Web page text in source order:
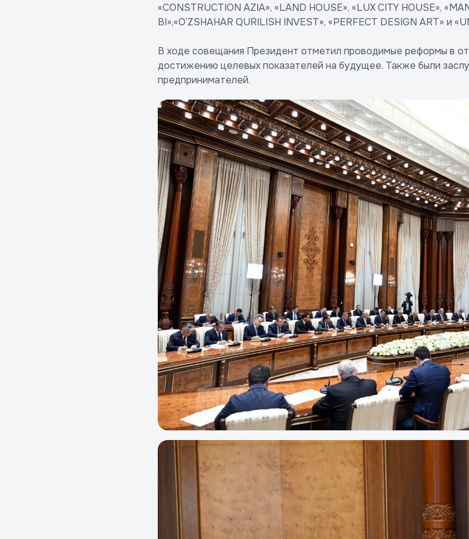
«CONSTRUCTION AZIA», «LAND HOUSE», «LUX CITY HOUSE»,
BI»,«O‘ZSHAHAR QURILISH INVEST», «PERFECT DESIGN ART» и
В ходе совещания Президент отметил проводимые реформы в
достижению целевых показателей на будущее. Также были
предпринимателей.